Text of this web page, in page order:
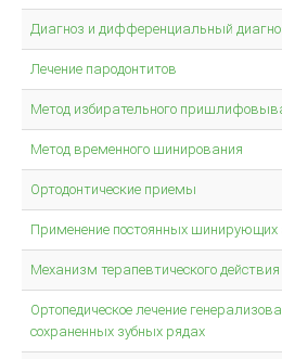
Диагноз и дифференциальный
Лечение пародонтитов
Метод избирательного
Метод временного шинирования
Ортодонтические приемы
Применение постоянных шинирующих
Механизм терапевтического
Ортопедическое лечение
сохраненных зубных рядах